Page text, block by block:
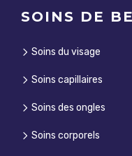
SOINS DE
Soins du visage
Soins capillaires
Soins des ongles
Soins corporels